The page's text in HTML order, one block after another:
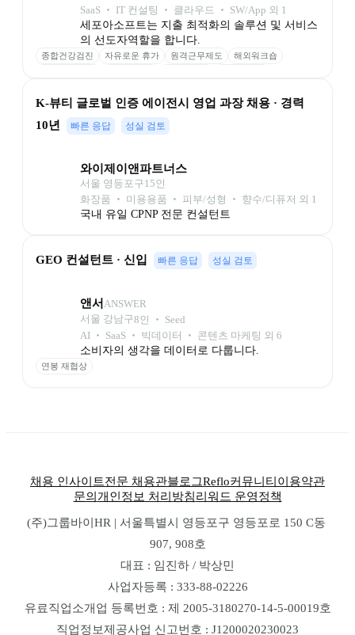
SaaS ‧ IT 컨설팅 ‧ 클라우드 ‧ SW/App 외 1
세포아소프트는 지출 최적화의 솔루션 및 서비스
의 선도자역할을 합니다.
종합건강검진 자유로운 휴가 원격근무제도
해외워크숍
명절 선물
K-뷰티 글로벌 인증 에이전시 영업 과장 채용 · 경력
10년
빠른 응답 성실 검토
와이제이앤파트너스
서울 영등포구15인
화장품 ‧ 미용용품 ‧ 피부/성형 ‧ 향수/디퓨저 외 1
국내 유일 CPNP 전문 컨설턴트
GEO 컨설턴트 · 신입 빠른 응답 성실 검토
앤서 ANSWER
서울 강남구8인 ‧ Seed
AI ‧ SaaS ‧ 빅데이터 ‧ 콘텐츠 마케팅 외 6
소비자의 생각을 데이터로 다룹니다.
연봉 재협상
채용 인사이트전문 채용관블로그Reflo커뮤니티 이용약관
문의 개인정보 처리방침리워드 운영정책
(주)그룹바이HR | 서울특별시 영등포구 영등포로 150 C동
907, 908호
대표 : 임진하 / 박상민
사업자등록 : 333-88-02226
유료직업소개업 등록번호 : 제 2005-3180270-14-5-00019호
직업정보제공사업 신고번호 : J1200020230023